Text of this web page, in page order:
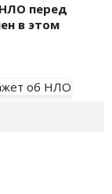
перед
в этом